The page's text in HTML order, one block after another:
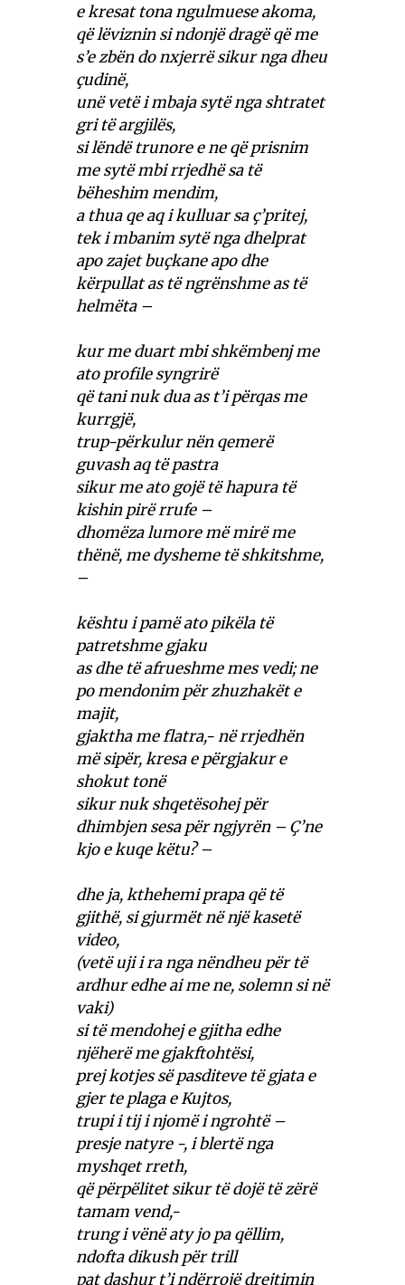
e kresat tona ngulmuese akoma,
që lëviznin si ndonjë dragë që me
s’e zbën do nxjerrë sikur nga dheu
çudinë,
unë vetë i mbaja sytë nga shtratet
gri të argjilës,
si lëndë trunore e ne që prisnim
me sytë mbi rrjedhë sa të
bëheshim mendim,
a thua qe aq i kulluar sa ç’pritej,
tek i mbanim sytë nga dhelprat
apo zajet buçkane apo dhe
kërpullat as të ngrënshme as të
helmëta –
kur me duart mbi shkëmbenj me
ato profile syngrirë
që tani nuk dua as t’i përqas me
kurrgjë,
trup-përkulur nën qemerë
guvash aq të pastra
sikur me ato gojë të hapura të
kishin pirë rrufe –
dhomëza lumore më mirë me
thënë, me dysheme të shkitshme,
–
kështu i pamë ato pikëla të
patretshme gjaku
as dhe të afrueshme mes vedi; ne
po mendonim për zhuzhakët e
majit,
gjaktha me flatra,- në rrjedhën
më sipër, kresa e përgjakur e
shokut tonë
sikur nuk shqetësohej për
dhimbjen sesa për ngjyrën – Ç’ne
kjo e kuqe këtu? –
dhe ja, kthehemi prapa që të
gjithë, si gjurmët në një kasetë
video,
(vetë uji i ra nga nëndheu për të
ardhur edhe ai me ne, solemn si në
vaki)
si të mendohej e gjitha edhe
njëherë me gjakftohtësi,
prej kotjes së pasditeve të gjata e
gjer te plaga e Kujtos,
trupi i tij i njomë i ngrohtë –
presje natyre -, i blertë nga
myshqet rreth,
që përpëlitet sikur të dojë të zërë
tamam vend,-
trung i vënë aty jo pa qëllim,
ndofta dikush për trill
pat dashur t’i ndërrojë drejtimin